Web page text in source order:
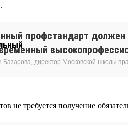
профстандарт должен
Базарова, директор Московской школы
не требуется получение